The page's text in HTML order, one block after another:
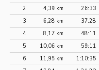
2
4,39 km 26:33
3
6,28 km 37:28
4
8,17 km 48:11
5
10,06 km 59:11
6
11,95 km 1:10:35